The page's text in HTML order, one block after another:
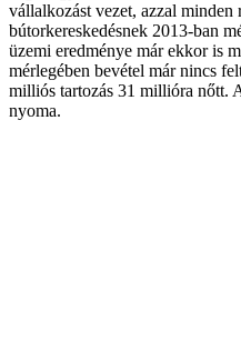
vállalkozást vezet, azzal minden
bútorkereskedésnek 2013-ban
üzemi eredménye már ekkor is
mérlegében bevétel már nincs
milliós tartozás 31 millióra nőtt.
nyoma.